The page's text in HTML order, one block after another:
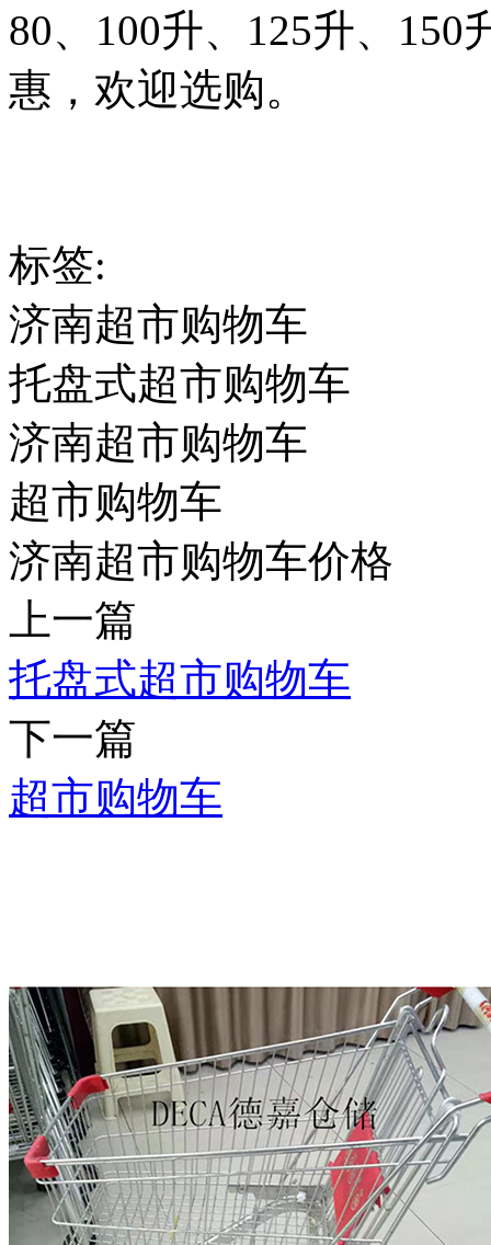
80、100升、125升、150
惠，欢迎选购。
标签:
济南超市购物车
托盘式超市购物车
济南超市购物车
超市购物车
济南超市购物车价格
上一篇
托盘式超市购物车
下一篇
超市购物车